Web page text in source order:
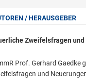
/ HERAUSGEBER
Zweifelsfragen und
Prof. Gerhard Gaedke
und